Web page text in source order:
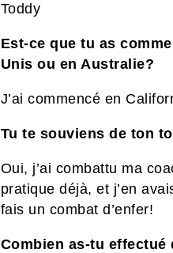
Toddy
Est-ce que tu as
Unis ou en Australie?
J’ai commencé en
Tu te souviens de ton
Oui, j’ai combattu ma
pratique déjà, et j’en
fais un combat d’enfer!
Combien as-tu effectué